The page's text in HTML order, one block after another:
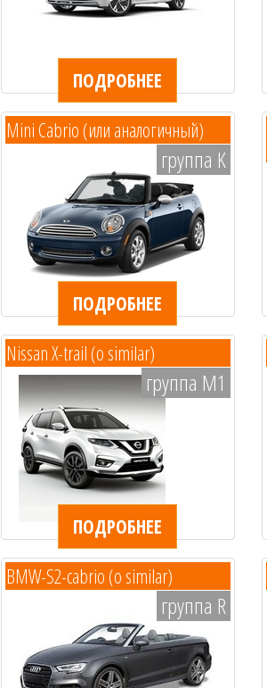
ПОДРОБНЕЕ
Mini Cabrio (или аналогичный)
группа K
ПОДРОБНЕЕ
Nissan X-trail (o similar)
группа M1
ПОДРОБНЕЕ
BMW-S2-cabrio (o similar)
группа R